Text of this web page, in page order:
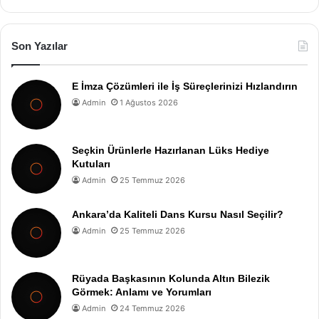
Son Yazılar
E İmza Çözümleri ile İş Süreçlerinizi Hızlandırın
Admin 1 Ağustos 2026
Seçkin Ürünlerle Hazırlanan Lüks Hediye
Kutuları
Admin 25 Temmuz 2026
Ankara’da Kaliteli Dans Kursu Nasıl Seçilir?
Admin 25 Temmuz 2026
Rüyada Başkasının Kolunda Altın Bilezik
Görmek: Anlamı ve Yorumları
Admin 24 Temmuz 2026